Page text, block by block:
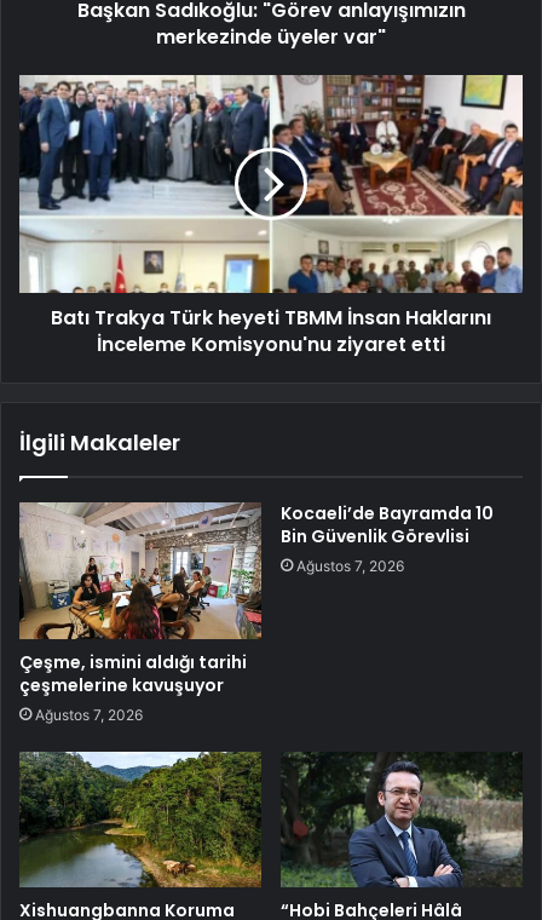
Başkan Sadıkoğlu: "Görev anlayışımızın
merkezinde üyeler var"
Batı Trakya Türk heyeti TBMM İnsan Haklarını
İnceleme Komisyonu'nu ziyaret etti
İlgili Makaleler
Çeşme, ismini aldığı tarihi
çeşmelerine kavuşuyor
Ağustos 7, 2026
Kocaeli’de Bayramda 10
Bin Güvenlik Görevlisi
Ağustos 7, 2026
Xishuangbanna Koruma “Hobi Bahçeleri Hâlâ